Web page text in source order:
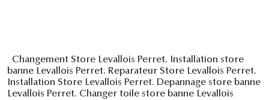
Changement Store Levallois Perret. Installation store
banne Levallois Perret. Reparateur Store Levallois Perret.
Installation Store Levallois Perret. Depannage store banne
Levallois Perret. Changer toile store banne Levallois